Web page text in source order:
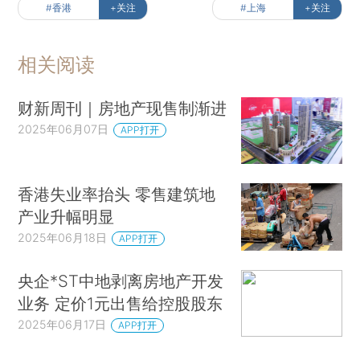
#香港 +关注 #上海 +关注
相关阅读
财新周刊｜房地产现售制渐进
2025年06月07日 APP打开
香港失业率抬头 零售建筑地
产业升幅明显
2025年06月18日 APP打开
央企*ST中地剥离房地产开发
业务 定价1元出售给控股股东
2025年06月17日 APP打开